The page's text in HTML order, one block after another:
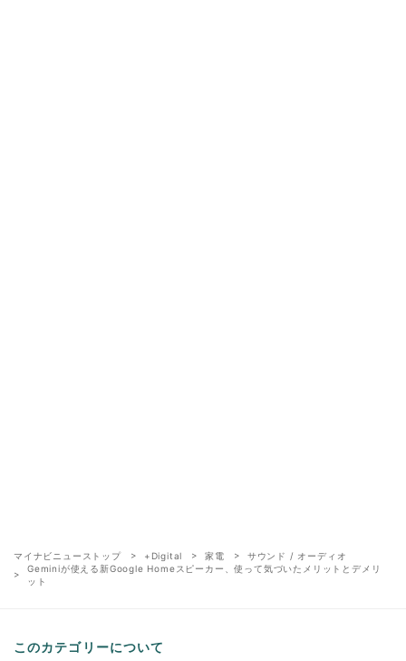
マイナビニューストップ +Digital 家電
サウンド / オーディオ
Geminiが使える新Google Homeスピーカー、使って気づいたメリットとデメリ
ット
このカテゴリーについて